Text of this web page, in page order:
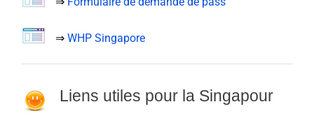
⇒ WHP Singapore
Liens utiles pour la Singapour